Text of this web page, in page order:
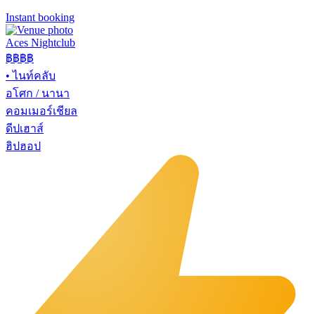
Instant booking
Aces Nightclub
฿฿฿฿
•ไนท์คลับ
อโศก / นานา
คอมเมอร์เชียล
ดีปเฮาส์
ฮิปฮอป